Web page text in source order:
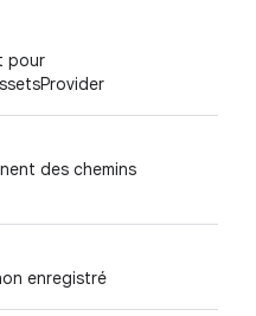
pour
des chemins
enregistré